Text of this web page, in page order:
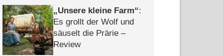
Unsere kleine Farm :
Es grollt der Wolf und
säuselt die Prärie –
Review